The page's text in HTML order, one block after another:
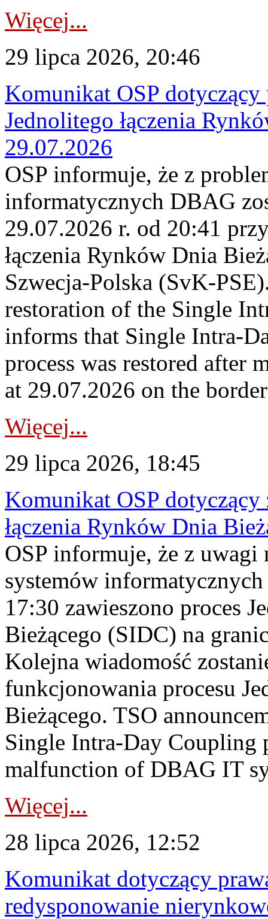
Więcej...
29 lipca 2026, 20:46
Komunikat OSP
Jednolitego łączenia
29.07.2026
OSP informuje, że z
informatycznych DBAG
29.07.2026 r. od 20:41
łączenia Rynków Dnia
Szwecja-Polska (SvK-
restoration of the Single
informs that Single Intra-
process was restored after
at 29.07.2026 on the
Więcej...
29 lipca 2026, 18:45
Komunikat OSP dotyczący
łączenia Rynków Dnia
OSP informuje, że z uwagi
systemów
17:30 zawieszono proces
Bieżącego (SIDC) na
Kolejna wiadomość
funkcjonowania procesu
Bieżącego. TSO
Single Intra-Day Coupling
malfunction of DBAG IT
Więcej...
28 lipca 2026, 12:52
Komunikat dotyczący
redysponowanie